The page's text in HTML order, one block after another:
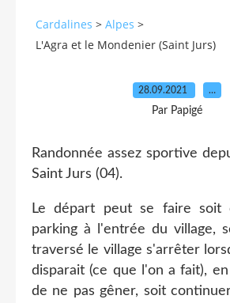
Cardalines > Alpes >
L'Agra et le Mondenier (Saint Jurs)
28.09.2021 …
Par Papigé
Randonnée assez sportive
Saint Jurs (04).
Le départ peut se faire soit
parking à l'entrée du village,
traversé le village s'arrêter
disparait (ce que l'on a fait),
de ne pas gêner, soit